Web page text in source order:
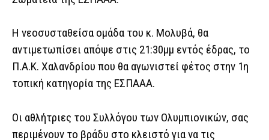
Η νεοσυσταθείσα ομάδα του κ. Μολυβά, θα
αντιμετωπίσει απόψε στις 21:30μμ εντός έδρας, το
Π.Α.Κ. Χαλανδρίου που θα αγωνιστεί φέτος στην 1η
τοπική κατηγορία της ΕΣΠΑΑΑ.
Οι αθλήτριες του Συλλόγου των Ολυμπιονικών, σας
περιμένουν το βράδυ στο κλειστό για να τις